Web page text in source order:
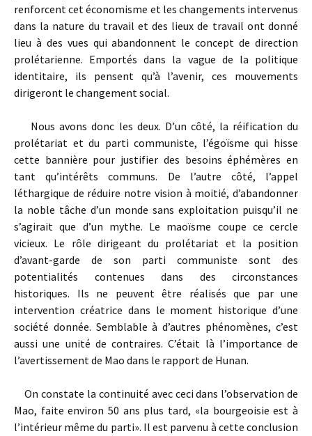
renforcent cet économisme et les changements intervenus
dans la nature du travail et des lieux de travail ont donné
lieu à des vues qui abandonnent le concept de direction
prolétarienne. Emportés dans la vague de la politique
identitaire, ils pensent qu’à l’avenir, ces mouvements
dirigeront le changement social.
Nous avons donc les deux. D’un côté, la réification du
prolétariat et du parti communiste, l’égoïsme qui hisse
cette bannière pour justifier des besoins éphémères en
tant qu’intérêts communs. De l’autre côté, l’appel
léthargique de réduire notre vision à moitié, d’abandonner
la noble tâche d’un monde sans exploitation puisqu’il ne
s’agirait que d’un mythe. Le maoïsme coupe ce cercle
vicieux. Le rôle dirigeant du prolétariat et la position
d’avant-garde de son parti communiste sont des
potentialités contenues dans des circonstances
historiques. Ils ne peuvent être réalisés que par une
intervention créatrice dans le moment historique d’une
société donnée. Semblable à d’autres phénomènes, c’est
aussi une unité de contraires. C’était là l’importance de
l’avertissement de Mao dans le rapport de Hunan.
On constate la continuité avec ceci dans l’observation de
Mao, faite environ 50 ans plus tard, «la bourgeoisie est à
l’intérieur même du parti». Il est parvenu à cette conclusion